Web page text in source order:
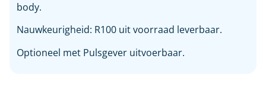
body.
Nauwkeurigheid: R100 uit voorraad leverbaar.
Optioneel met Pulsgever uitvoerbaar.